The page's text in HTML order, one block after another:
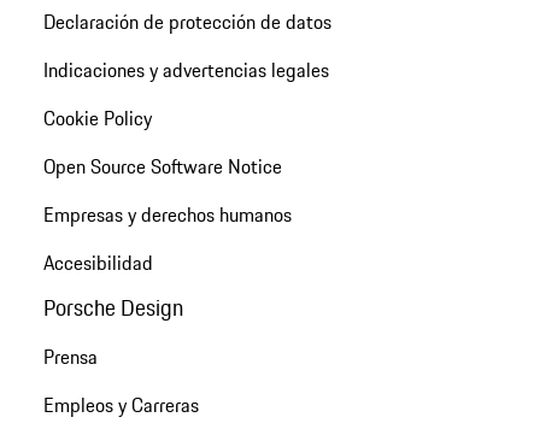
Declaración de protección de datos
Indicaciones y advertencias legales
Cookie Policy
Open Source Software Notice
Empresas y derechos humanos
Accesibilidad
Porsche Design
Prensa
Empleos y Carreras